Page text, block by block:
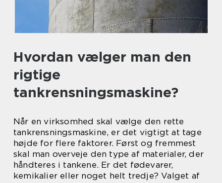
Hvordan vælger man den
rigtige
tankrensningsmaskine?
Når en virksomhed skal vælge den rette
tankrensningsmaskine, er det vigtigt at tage
højde for flere faktorer. Først og fremmest
skal man overveje den type af materialer, der
håndteres i tankene. Er det fødevarer,
kemikalier eller noget helt tredje? Valget af